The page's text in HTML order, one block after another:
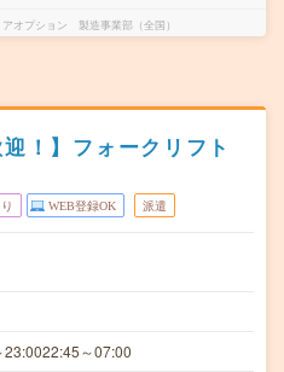
オプション 製造事業部（全国）
！】フォークリフト
WEB登録OK 派遣
～07:00